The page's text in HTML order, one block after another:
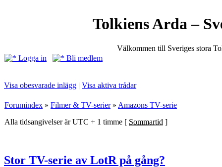
Tolkiens Arda –
Välkommen till Sveriges stora
Logga in
Bli medlem
Visa obesvarade inlägg | Visa aktiva trådar
Forumindex » Filmer & TV-serier» Amazons TV-serie
Alla tidsangivelser är UTC + 1 timme [ Sommartid ]
Stor TV-serie av LotR på gång?